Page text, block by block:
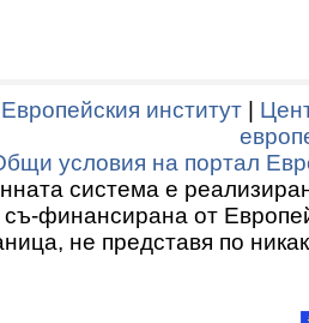
Европейския институт
условия на портал
система е
финансирана от
не представя по